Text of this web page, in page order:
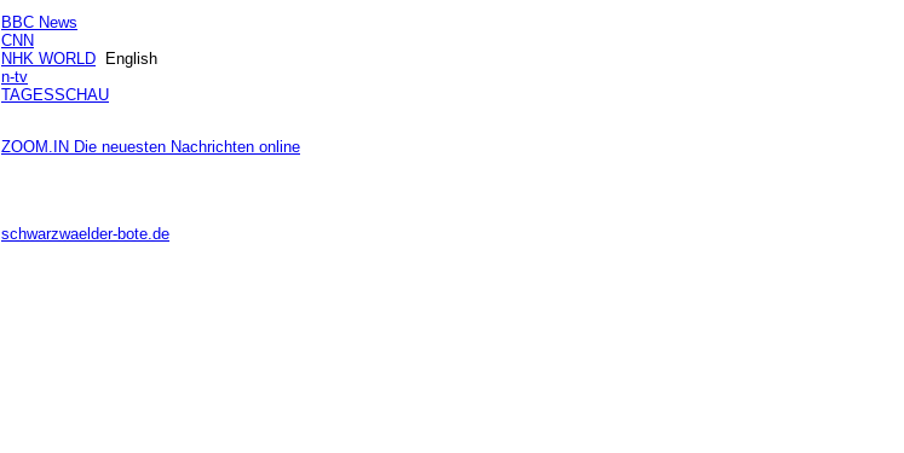
BBC News
CNN
NHK WORLD English
n-tv
TAGESSCHAU
ZOOM.IN Die neuesten Nachrichten online
schwarzwaelder-bote.de